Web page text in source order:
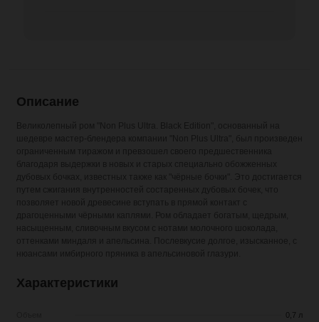
Описание
Характеристики
0,7 л